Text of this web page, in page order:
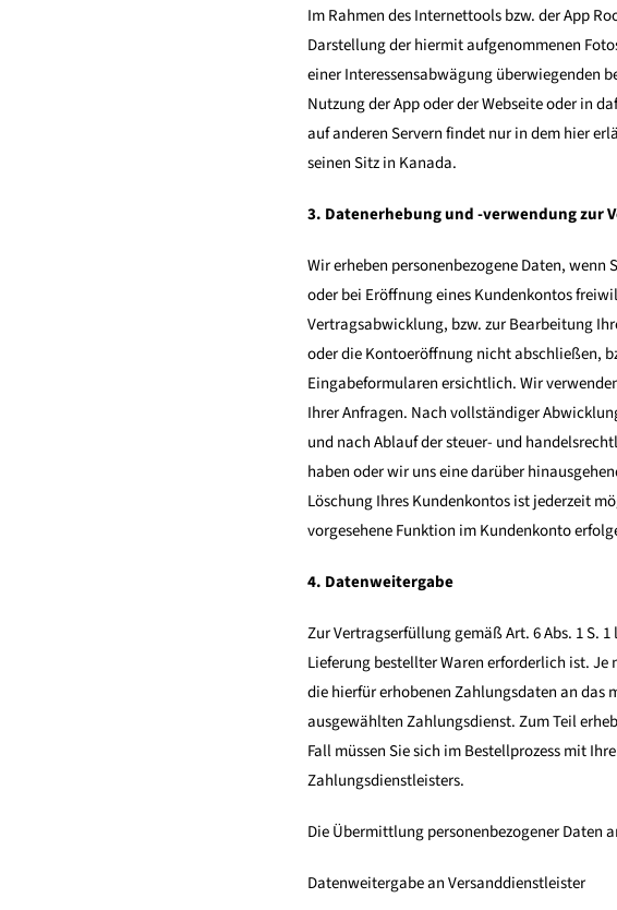
Im Rahmen des Internettools bzw. der App
Darstellung der hiermit aufgenommenen
einer Interessensabwägung überwiegenden
Nutzung der App oder der Webseite oder in
auf anderen Servern findet nur in dem hier
seinen Sitz in Kanada.
3. Datenerhebung und -verwendung zur
Wir erheben personenbezogene Daten,
oder bei Eröffnung eines Kundenkontos
Vertragsabwicklung, bzw. zur Bearbeitung
oder die Kontoeröffnung nicht abschließen,
Eingabeformularen ersichtlich. Wir
Ihrer Anfragen. Nach vollständiger
und nach Ablauf der steuer- und
haben oder wir uns eine darüber
Löschung Ihres Kundenkontos ist jederzeit
vorgesehene Funktion im Kundenkonto
4. Datenweitergabe
Zur Vertragserfüllung gemäß Art. 6 Abs. 1 S.
Lieferung bestellter Waren erforderlich ist.
die hierfür erhobenen Zahlungsdaten an
ausgewählten Zahlungsdienst. Zum Teil
Fall müssen Sie sich im Bestellprozess mit
Zahlungsdienstleisters.
Die Übermittlung personenbezogener Daten
Datenweitergabe an Versanddienstleister